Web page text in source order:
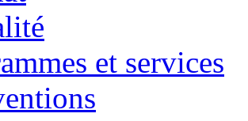
et services